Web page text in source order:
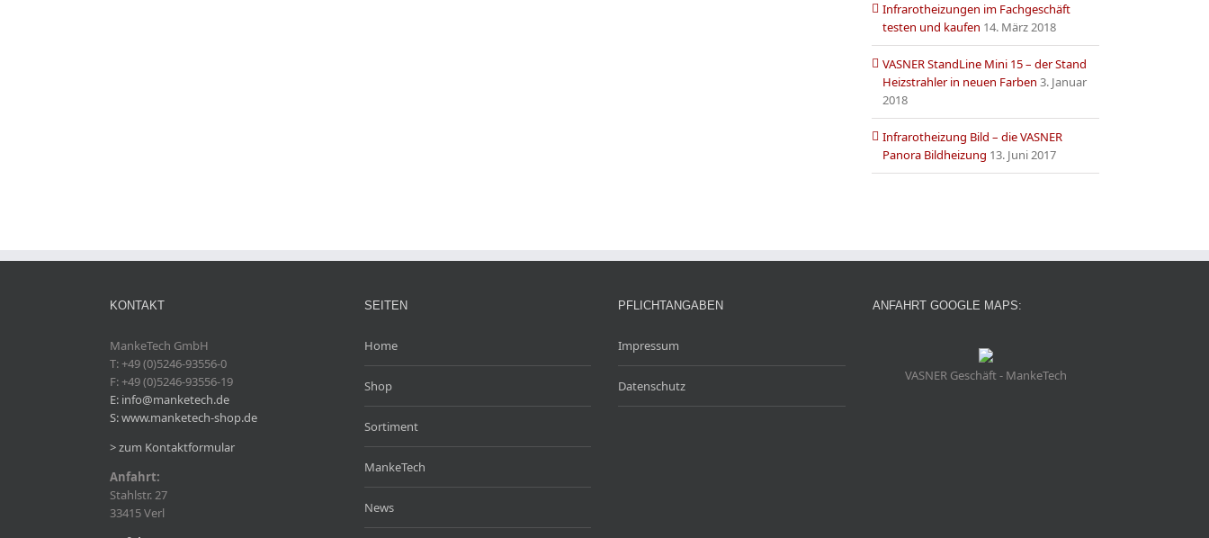
Infrarotheizungen im Fachgeschäft
testen und kaufen 14. März 2018
VASNER StandLine Mini 15 – der Stand
Heizstrahler in neuen Farben 3. Januar
2018
Infrarotheizung Bild – die VASNER
Panora Bildheizung 13. Juni 2017
KONTAKT
MankeTech GmbH
T: +49 (0)5246-93556-0
F: +49 (0)5246-93556-19
E: info@manketech.de
S: www.manketech-shop.de
> zum Kontaktformular
Anfahrt:
Stahlstr. 27
33415 Verl
SEITEN
Home
Shop
Sortiment
MankeTech
News
PFLICHTANGABEN
Impressum
Datenschutz
ANFAHRT GOOGLE MAPS:
VASNER Geschäft - MankeTech